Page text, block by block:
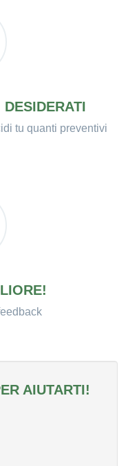
tu quanti preventivi
AIUTARTI!